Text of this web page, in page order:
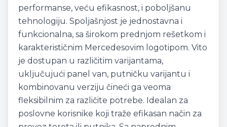
performanse, veću efikasnost, i poboljšanu
tehnologiju. Spoljašnjost je jednostavna i
funkcionalna, sa širokom prednjom rešetkom i
karakterističnim Mercedesovim logotipom. Vito
je dostupan u različitim varijantama,
uključujući panel van, putničku varijantu i
kombinovanu verziju čineći ga veoma
fleksibilnim za različite potrebe. Idealan za
poslovne korisnike koji traže efikasan način za